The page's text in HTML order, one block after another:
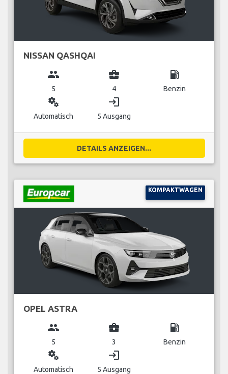
NISSAN QASHQAI
group
5
business_center
4
local_gas_station
Benzin
miscellaneous_services
Automatisch
login
5 Ausgang
DETAILS ANZEIGEN...
KOMPAKTWAGEN
OPEL ASTRA
group
5
business_center
3
local_gas_station
Benzin
miscellaneous_services
Automatisch
login
5 Ausgang